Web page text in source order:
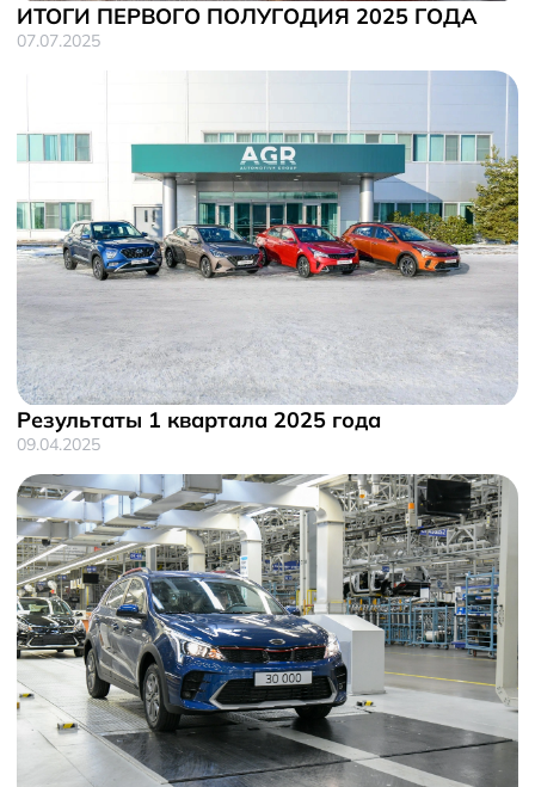
ИТОГИ ПЕРВОГО ПОЛУГОДИЯ 2025 ГОДА
07.07.2025
Результаты 1 квартала 2025 года
09.04.2025